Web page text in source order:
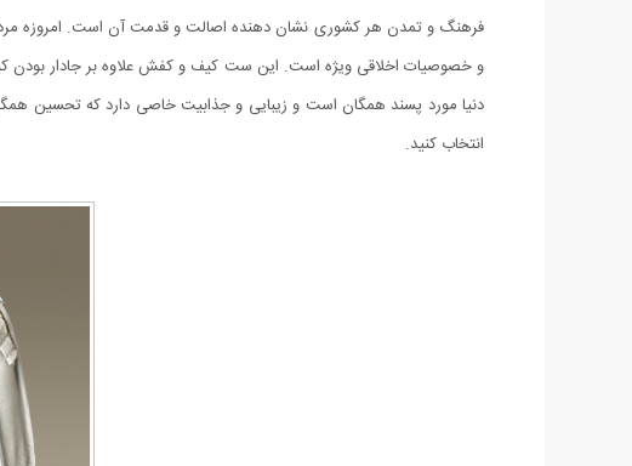
فرهنگ و تمدن هر کشوری نشان دهنده اصالت و قدمت آن است. امروزه مردم
و خصوصیات اخلاقی ویژه است. این ست کیف و کفش علاوه بر جادار بودن
انتخاب کنید.